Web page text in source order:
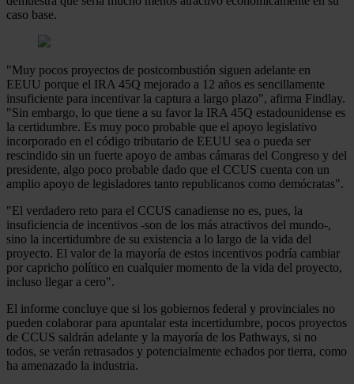
caso base.
"Muy pocos proyectos de postcombustión siguen adelante en
EEUU porque el IRA 45Q mejorado a 12 años es sencillamente
insuficiente para incentivar la captura a largo plazo", afirma Findlay.
"Sin embargo, lo que tiene a su favor la IRA 45Q estadounidense es
la certidumbre. Es muy poco probable que el apoyo legislativo
incorporado en el código tributario de EEUU sea o pueda ser
rescindido sin un fuerte apoyo de ambas cámaras del Congreso y del
presidente, algo poco probable dado que el CCUS cuenta con un
amplio apoyo de legisladores tanto republicanos como demócratas".
"El verdadero reto para el CCUS canadiense no es, pues, la
insuficiencia de incentivos -son de los más atractivos del mundo-,
sino la incertidumbre de su existencia a lo largo de la vida del
proyecto. El valor de la mayoría de estos incentivos podría cambiar
por capricho político en cualquier momento de la vida del proyecto,
incluso llegar a cero".
El informe concluye que si los gobiernos federal y provinciales no
pueden colaborar para apuntalar esta incertidumbre, pocos proyectos
de CCUS saldrán adelante y la mayoría de los Pathways, si no
todos, se verán retrasados y potencialmente echados por tierra, como
ha amenazado la industria.